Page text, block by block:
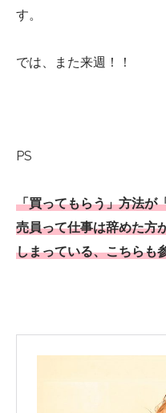
す。
では、また来週！！
PS
「買ってもらう」方法が
売員って仕事は辞めた方
しまっている、こちらも